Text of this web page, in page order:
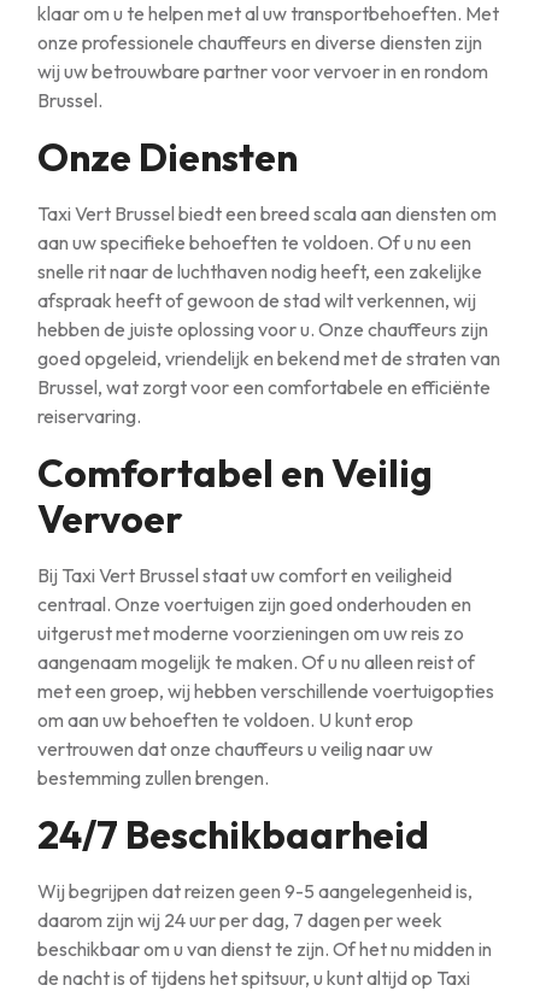
klaar om u te helpen met al uw transportbehoeften. Met
onze professionele chauffeurs en diverse diensten zijn
wij uw betrouwbare partner voor vervoer in en rondom
Brussel.
Onze Diensten
Taxi Vert Brussel biedt een breed scala aan diensten om
aan uw specifieke behoeften te voldoen. Of u nu een
snelle rit naar de luchthaven nodig heeft, een zakelijke
afspraak heeft of gewoon de stad wilt verkennen, wij
hebben de juiste oplossing voor u. Onze chauffeurs zijn
goed opgeleid, vriendelijk en bekend met de straten van
Brussel, wat zorgt voor een comfortabele en efficiënte
reiservaring.
Comfortabel en Veilig
Vervoer
Bij Taxi Vert Brussel staat uw comfort en veiligheid
centraal. Onze voertuigen zijn goed onderhouden en
uitgerust met moderne voorzieningen om uw reis zo
aangenaam mogelijk te maken. Of u nu alleen reist of
met een groep, wij hebben verschillende voertuigopties
om aan uw behoeften te voldoen. U kunt erop
vertrouwen dat onze chauffeurs u veilig naar uw
bestemming zullen brengen.
24/7 Beschikbaarheid
Wij begrijpen dat reizen geen 9-5 aangelegenheid is,
daarom zijn wij 24 uur per dag, 7 dagen per week
beschikbaar om u van dienst te zijn. Of het nu midden in
de nacht is of tijdens het spitsuur, u kunt altijd op Taxi